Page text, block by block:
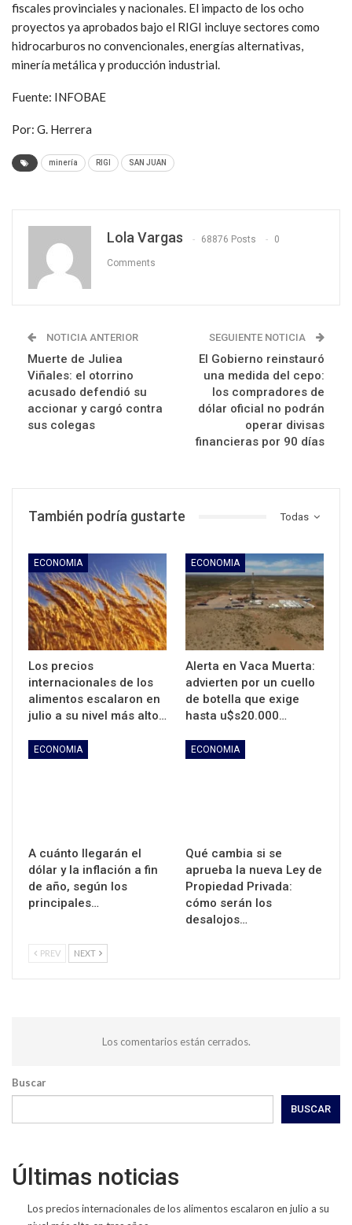
fiscales provinciales y nacionales. El impacto de los ocho
proyectos ya aprobados bajo el RIGI incluye sectores como
hidrocarburos no convencionales, energías alternativas,
minería metálica y producción industrial.
Fuente: INFOBAE
Por: G. Herrera
minería RIGI SAN JUAN
Lola Vargas 68876 Posts 0
Comments
NOTICIA ANTERIOR
Muerte de Juliea
Viñales: el otorrino
acusado defendió su
accionar y cargó contra
sus colegas
SEGUIENTE NOTICIA
El Gobierno reinstauró
una medida del cepo:
los compradores de
dólar oficial no podrán
operar divisas
financieras por 90 días
Todas
También podría gustarte
ECONOMIA
Los precios
internacionales de los
alimentos escalaron en
julio a su nivel más alto…
ECONOMIA
Alerta en Vaca Muerta:
advierten por un cuello
de botella que exige
hasta u$s20.000…
ECONOMIA
A cuánto llegarán el
dólar y la inflación a fin
de año, según los
principales…
ECONOMIA
Qué cambia si se
aprueba la nueva Ley de
Propiedad Privada:
cómo serán los
desalojos…
PREV NEXT
Los comentarios están cerrados.
Buscar
BUSCAR
Últimas noticias
Los precios internacionales de los alimentos escalaron en julio a su